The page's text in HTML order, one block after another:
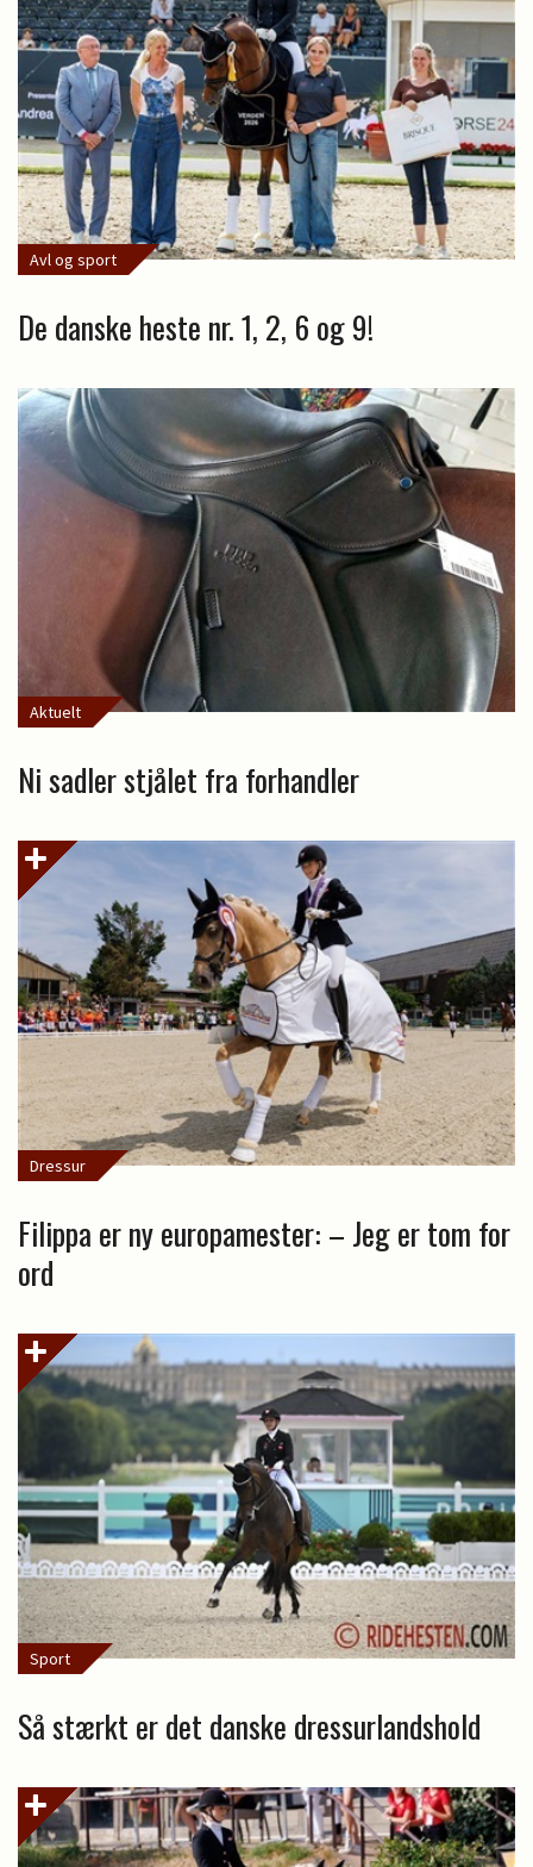
Avl og sport
De danske heste nr. 1, 2, 6 og 9!
Aktuelt
Ni sadler stjålet fra forhandler
Dressur
Filippa er ny europamester: – Jeg er tom for
ord
Sport
Så stærkt er det danske dressurlandshold